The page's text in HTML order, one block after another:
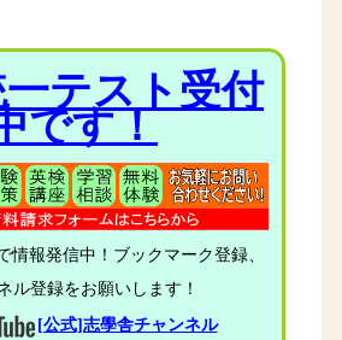
テスト受付
です！
情報発信中！ブックマーク登録、
ル登録をお願いします！
[公式]志學舎チャンネル